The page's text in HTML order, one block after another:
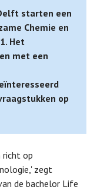
starten een
Chemie en
Het
met een
op
richt op
zegt
de bachelor Life